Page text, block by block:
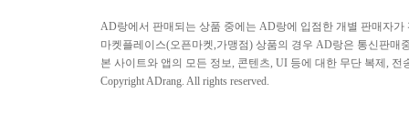
AD랑에서 판매되는 상품 중에는 AD랑에 입점한 개별 판매자
마켓플레이스(오픈마켓,가맹점) 상품의 경우 AD랑은 통신판
본 사이트와 앱의 모든 정보, 콘텐츠, UI 등에 대한 무단 복제,
Copyright ADrang. All rights reserved.